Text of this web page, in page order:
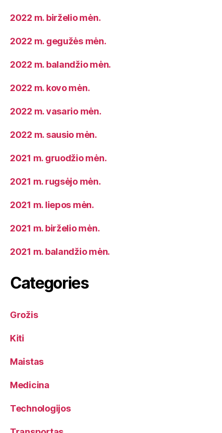
2022 m. birželio mėn.
2022 m. gegužės mėn.
2022 m. balandžio mėn.
2022 m. kovo mėn.
2022 m. vasario mėn.
2022 m. sausio mėn.
2021 m. gruodžio mėn.
2021 m. rugsėjo mėn.
2021 m. liepos mėn.
2021 m. birželio mėn.
2021 m. balandžio mėn.
Categories
Grožis
Kiti
Maistas
Medicina
Technologijos